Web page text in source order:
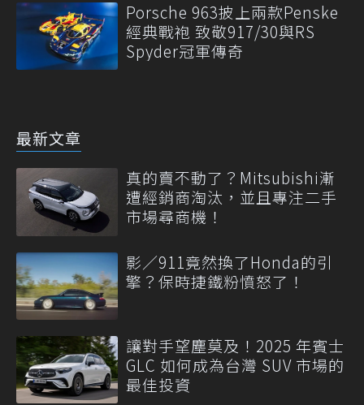
Porsche 963披上兩款Penske
經典戰袍 致敬917/30與RS
Spyder冠軍傳奇
最新文章
真的賣不動了？Mitsubishi漸
遭經銷商淘汰，並且專注二手
市場尋商機！
影／911竟然換了Honda的引
擎？保時捷鐵粉憤怒了！
讓對手望塵莫及！2025 年賓士
GLC 如何成為台灣 SUV 市場的
最佳投資